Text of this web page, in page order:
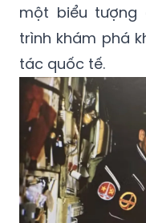
một biểu tượng
trình khám phá
tác quốc tế.